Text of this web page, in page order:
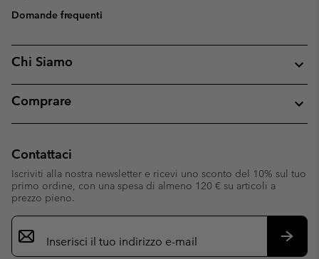
Domande frequenti
Chi Siamo
Comprare
Contattaci
Iscriviti alla nostra newsletter e ricevi uno sconto del 10% sul tuo
primo ordine, con una spesa di almeno 120 € su articoli a
prezzo pieno.
Iscrizione
e-
mail